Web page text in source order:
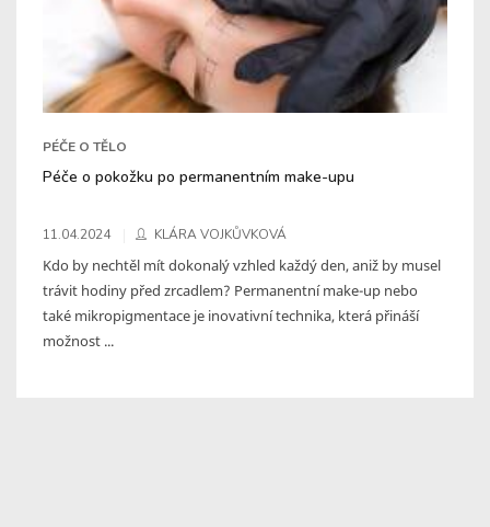
PÉČE O TĚLO
Péče o pokožku po permanentním make-upu
11.04.2024 KLÁRA VOJKŮVKOVÁ
Kdo by nechtěl mít dokonalý vzhled každý den, aniž by musel
trávit hodiny před zrcadlem? Permanentní make-up nebo
také mikropigmentace je inovativní technika, která přináší
možnost ...